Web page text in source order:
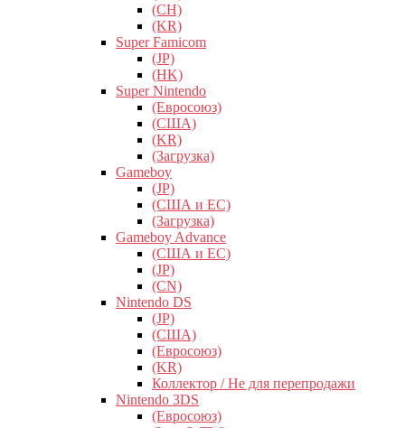
(CH)
(KR)
Super Famicom
(JP)
(HK)
Super Nintendo
(Евросоюз)
(США)
(KR)
(Загрузка)
Gameboy
(JP)
(США и ЕС)
(Загрузка)
Gameboy Advance
(США и ЕС)
(JP)
(CN)
Nintendo DS
(JP)
(США)
(Евросоюз)
(KR)
Коллектор / Не для перепродажи
Nintendo 3DS
(Евросоюз)